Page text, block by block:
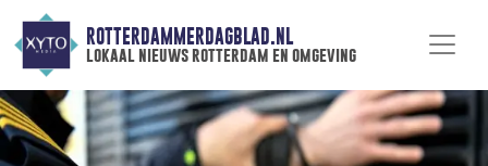
ROTTERDAMMERDAGBLAD.NL
lokaal nieuws rotterdam en omgeving